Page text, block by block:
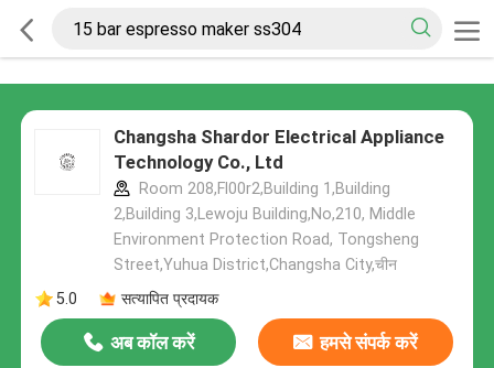
Changsha Shardor Electrical Appliance
Technology Co., Ltd
Room 208,Fl00r2,Building 1,Building
2,Building 3,Lewoju Building,No,210, Middle
Environment Protection Road, Tongsheng
Street,Yuhua District,Changsha City,चीन
5.0
सत्यापित प्रदायक
अब कॉल करें हमसे संपर्क करें